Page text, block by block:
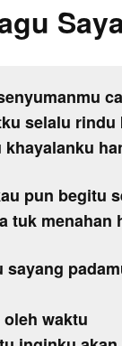
selalu rindu
pun begitu
tuk menahan
sayang
waktu